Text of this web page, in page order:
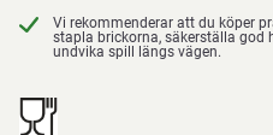
Vi rekommenderar att du köper
stapla brickorna, säkerställa god
undvika spill längs vägen.